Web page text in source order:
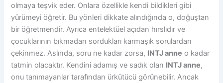
olmaya teşvik eder. Onlara özellikle kendi bildikleri gibi
yürümeyi öğretir. Bu yönleri dikkate alındığında o, doğuştan
bir öğretmendir. Ayrıca entelektüel açıdan hırslıdır ve
çocuklarının bıkmadan sordukları karmaşık sorulardan
çekinmez. Aslında, soru ne kadar zorsa, INTJ anne o kadar
tatmin olacaktır. Kendini adamış ve sadık olan INTJ anne,
onu tanımayanlar tarafından ürkütücü görünebilir. Ancak